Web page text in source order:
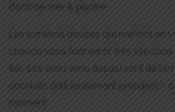
Bord de mer & piscine
Les lumières douces qui mettent en
chaude vous font sentir très vite dans
îles. Les ’amu ’amu (tapas) sont de
cocktails délicieusement préparés –
moment.